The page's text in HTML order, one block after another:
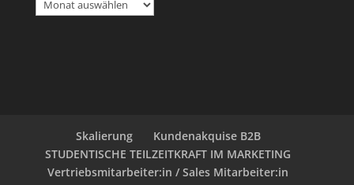
Skalierung
Kundenakquise B2B
STUDENTISCHE TEILZEITKRAFT IM MARKETING
Vertriebsmitarbeiter:in / Sales Mitarbeiter:in